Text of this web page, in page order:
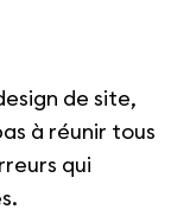
de site,
à réunir tous
qui